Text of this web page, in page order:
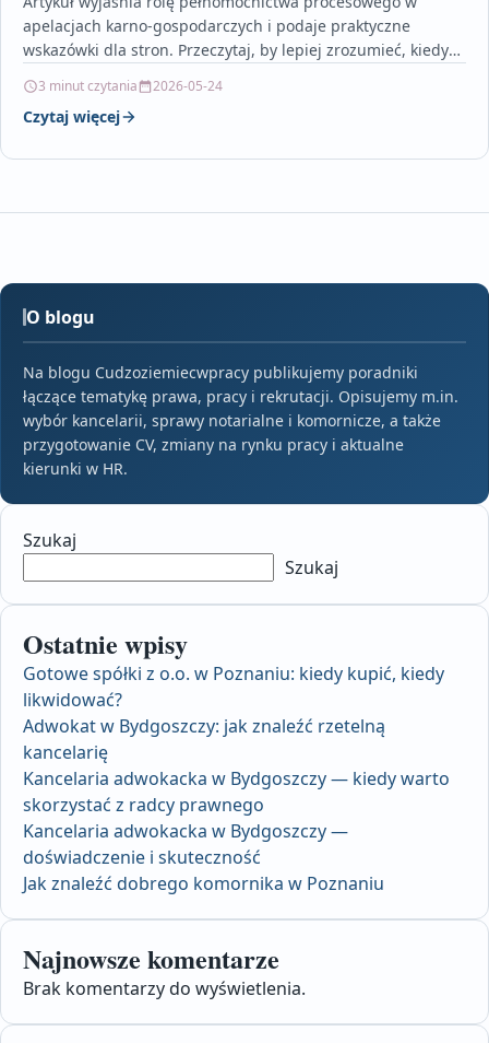
apelacjach karno‑gospodarczych i podaje praktyczne
wskazówki dla stron. Przeczytaj, by lepiej zrozumieć, kiedy
3 minut czytania 2026-05-24
Czytaj więcej
O blogu
Na blogu Cudzoziemiecwpracy publikujemy poradniki
łączące tematykę prawa, pracy i rekrutacji. Opisujemy m.in.
wybór kancelarii, sprawy notarialne i komornicze, a także
przygotowanie CV, zmiany na rynku pracy i aktualne
kierunki w HR.
Szukaj
Szukaj
Ostatnie wpisy
Gotowe spółki z o.o. w Poznaniu: kiedy kupić, kiedy
likwidować?
Adwokat w Bydgoszczy: jak znaleźć rzetelną
kancelarię
Kancelaria adwokacka w Bydgoszczy — kiedy warto
skorzystać z radcy prawnego
Kancelaria adwokacka w Bydgoszczy —
doświadczenie i skuteczność
Jak znaleźć dobrego komornika w Poznaniu
Najnowsze komentarze
Brak komentarzy do wyświetlenia.